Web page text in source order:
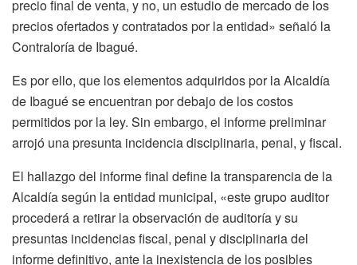
precio final de venta, y no, un estudio de mercado de los
precios ofertados y contratados por la entidad» señaló la
Contraloría de Ibagué.
Es por ello, que los elementos adquiridos por la Alcaldía
de Ibagué se encuentran por debajo de los costos
permitidos por la ley. Sin embargo, el informe preliminar
arrojó una presunta incidencia disciplinaria, penal, y fiscal.
El hallazgo del informe final define la transparencia de la
Alcaldía según la entidad municipal, «este grupo auditor
procederá a retirar la observación de auditoría y su
presuntas incidencias fiscal, penal y disciplinaria del
informe definitivo, ante la inexistencia de los posibles